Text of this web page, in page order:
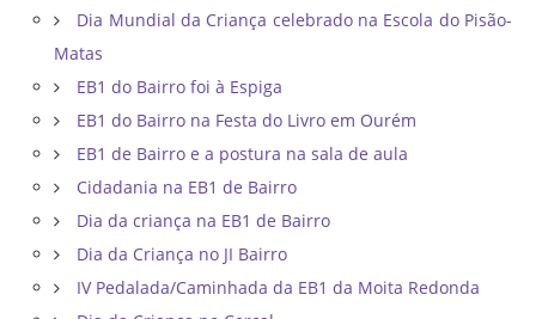
Dia Mundial da Criança celebrado na Escola do Pisão-
Matas
EB1 do Bairro foi à Espiga
EB1 do Bairro na Festa do Livro em Ourém
EB1 de Bairro e a postura na sala de aula
Cidadania na EB1 de Bairro
Dia da criança na EB1 de Bairro
Dia da Criança no JI Bairro
IV Pedalada/Caminhada da EB1 da Moita Redonda